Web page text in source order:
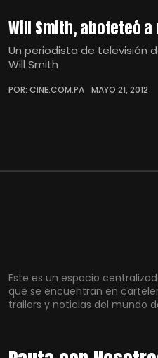
Will Smith, abofeteó
Un periodista de televisión
Will Smith
POR: CINE.COM.PA MAYO 21, 2012
Este es un espacio
que se encuentran en
trailers y noticias del mundo